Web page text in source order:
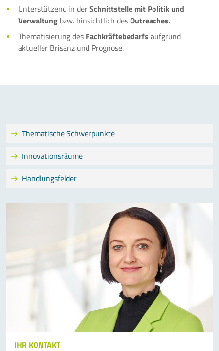
Unterstützend in derSchnittstelle mit Politik und
Verwaltung bzw. hinsichtlich desOutreaches.
Thematisierung des Fachkräftebedarfs aufgrund
aktueller Brisanz und Prognose.
Thematische Schwerpunkte
Innovationsräume
Handlungsfelder
IHR KONTAKT